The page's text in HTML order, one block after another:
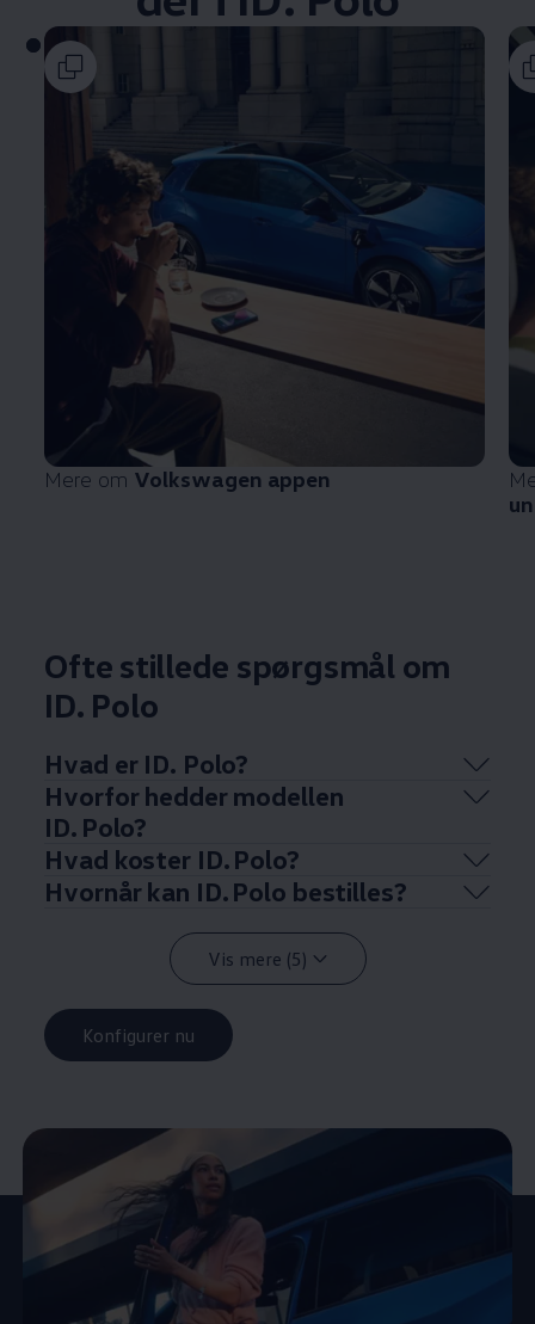
Mere om Volkswagen appen
Ofte stillede spørgsmål om
ID. Polo
Hvad er ID. Polo?
Hvorfor hedder modellen
ID. Polo?
Hvad koster ID. Polo?
Hvornår kan ID. Polo bestilles?
Vis mere (5)
Konfigurer nu